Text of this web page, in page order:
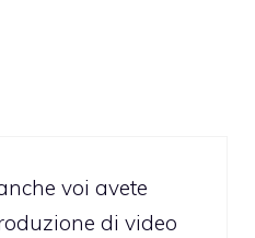
voi avete
di video